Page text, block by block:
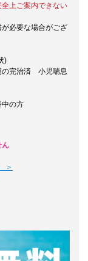
上ご案内できない
必要な場合がござ
)
の完治済 小児喘息
中の方
ん
＞